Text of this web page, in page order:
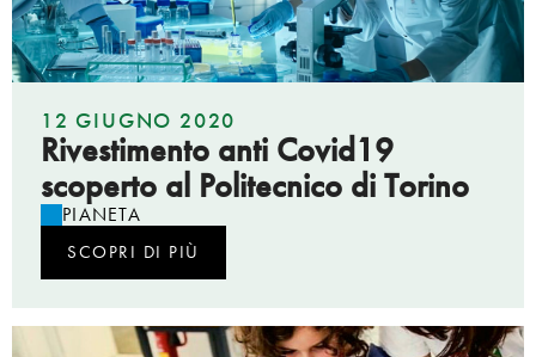
12 GIUGNO 2020
Rivestimento anti Covid19
scoperto al Politecnico di Torino
PIANETA
SCOPRI DI PIÙ